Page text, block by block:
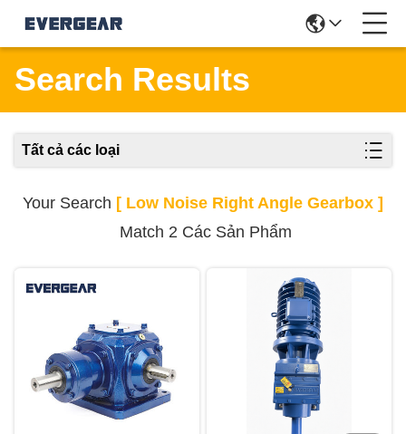
Search Results
Tất cả các loại
Your Search [ Low Noise Right Angle Gearbox ]
Match 2 Các Sản Phẩm